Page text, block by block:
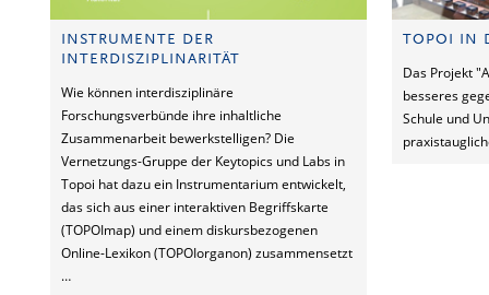
INSTRUMENTE DER
INTERDISZIPLINARITÄT
Wie können interdisziplinäre
Forschungsverbünde ihre inhaltliche
Zusammenarbeit bewerk­stelligen? Die
Vernetzungs-Gruppe der Keytopics und Labs in
Topoi hat dazu ein Instrumentarium entwickelt,
das sich aus einer interaktiven Begriffskarte
(TOPOImap) und einem diskursbezogenen
Online-Lexikon (TOPOIorganon) zusammensetzt
…
TOPOI IN
Das Projekt
besseres
Schule und